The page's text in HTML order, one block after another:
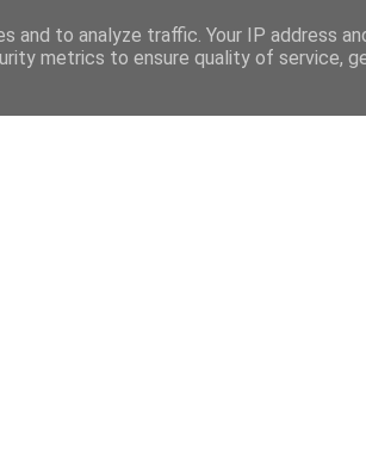
to analyze traffic. Your IP address
metrics to ensure quality of service,